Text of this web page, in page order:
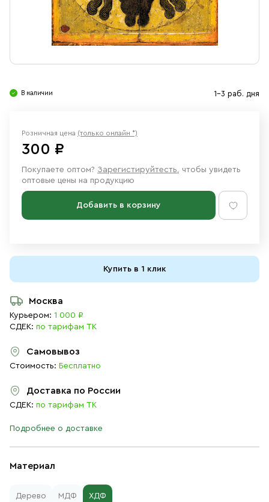
Ювелирные изделия
В наличии 1-3 раб. дня
Материал
Дерево МДФ ХДФ
Розничная цена (только онлайн *)
300 ₽
Покупаете оптом? Зарегистируйтесть, чтобы увидеть
оптовые цены на продукцию
Добавить в корзину
Купить в 1 клик
Москва
Курьером: 1 000 ₽
СДЕК: по тарифам ТК
Самовывоз
Стоимость: Бесплатно
Доставка по России
СДЕК: по тарифам ТК
Подробнее о доставке